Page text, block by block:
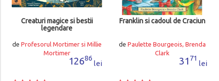
Creaturi magice si bestii
legendare
de Profesorul Mortimer si Millie
Mortimer
12686
lei
Franklin si cadoul de Craciun
de Paulette Bourgeois, Brenda
Clark
31 71
lei